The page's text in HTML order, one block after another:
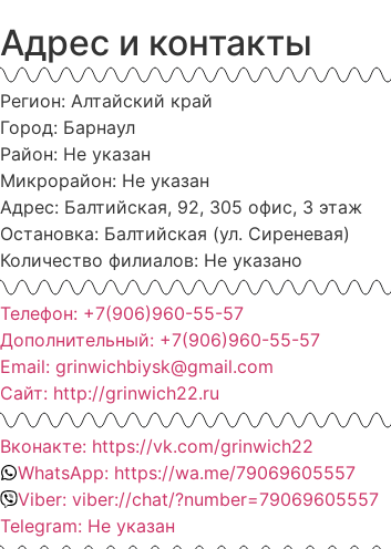
Адрес и контакты
Регион: Алтайский край
Город: Барнаул
Район: Не указан
Микрорайон: Не указан
Адрес: Балтийская, 92, 305 офис, 3 этаж
Остановка: Балтийская (ул. Сиреневая)
Количество филиалов: Не указано
Телефон: +7(906)960-55-57
Дополнительный: +7(906)960-55-57
Email: grinwichbiysk@gmail.com
Сайт: http://grinwich22.ru
Вконакте: https://vk.com/grinwich22
WhatsApp: https://wa.me/79069605557
Viber: viber://chat/?number=79069605557
Telegram: Не указан